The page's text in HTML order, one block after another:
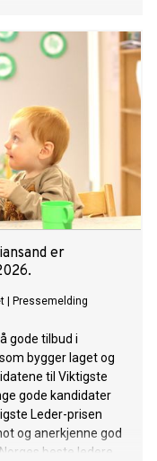
er
Pressemelding
gode tilbud i
bygger laget og
til Viktigste
gode kandidater
Leder-prisen
og anerkjenne god
beste ledere